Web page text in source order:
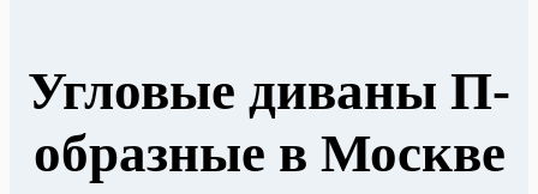
Угловые диваны П-
образные в Москве